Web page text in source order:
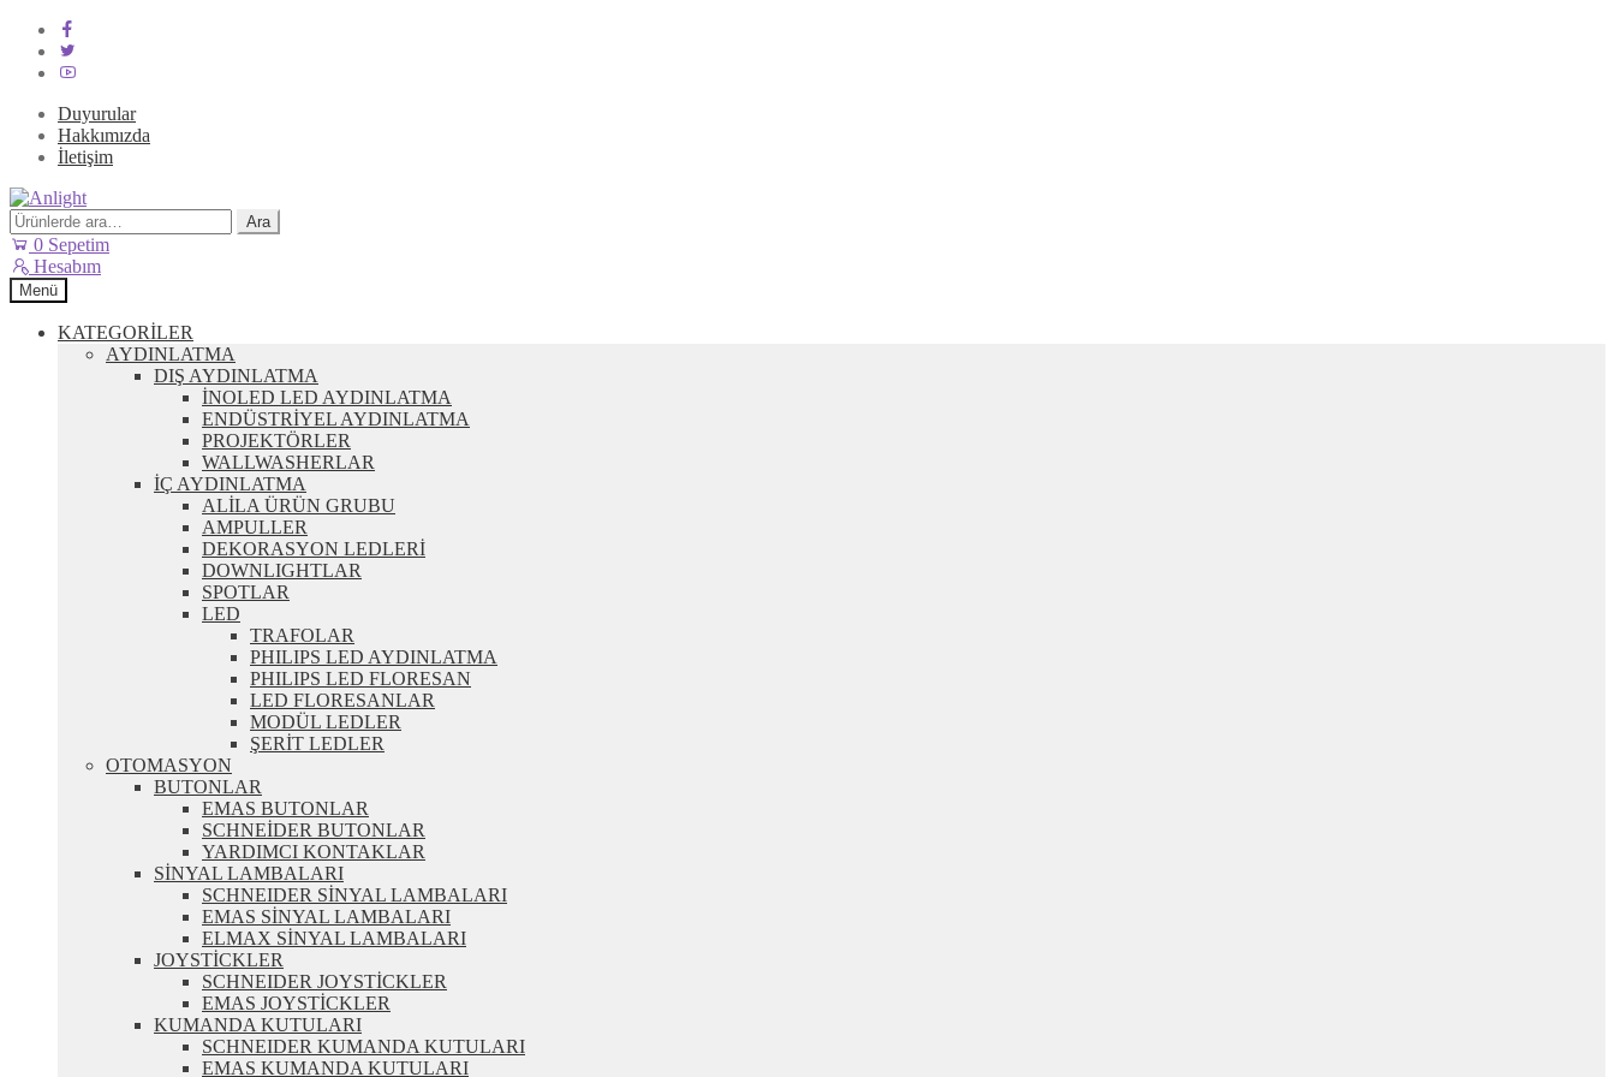
Duyurular
Hakkımızda
İletişim
Dolaşıma
geç
İçeriğe
geç
Ara: Ara
0 Sepetim
Hesabım
Menü
KATEGORİLER
AYDINLATMA
DIŞ AYDINLATMA
İNOLED LED AYDINLATMA
ENDÜSTRİYEL AYDINLATMA
PROJEKTÖRLER
WALLWASHERLAR
İÇ AYDINLATMA
ALİLA ÜRÜN GRUBU
AMPULLER
DEKORASYON LEDLERİ
DOWNLIGHTLAR
SPOTLAR
LED
TRAFOLAR
PHILIPS LED AYDINLATMA
PHILIPS LED FLORESAN
LED FLORESANLAR
MODÜL LEDLER
ŞERİT LEDLER
OTOMASYON
BUTONLAR
EMAS BUTONLAR
SCHNEİDER BUTONLAR
YARDIMCI KONTAKLAR
SİNYAL LAMBALARI
SCHNEIDER SİNYAL LAMBALARI
EMAS SİNYAL LAMBALARI
ELMAX SİNYAL LAMBALARI
JOYSTİCKLER
SCHNEIDER JOYSTİCKLER
EMAS JOYSTİCKLER
KUMANDA KUTULARI
SCHNEIDER KUMANDA KUTULARI
EMAS KUMANDA KUTULARI